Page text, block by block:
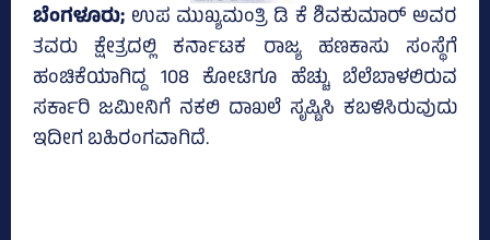
ಬೆಂಗಳೂರು; ಉಪ ಮುಖ್ಯಮಂತ್ರಿ ಡಿ ಕೆ ಶಿವಕುಮಾರ್ ಅವರ
ತವರು ಕ್ಷೇತ್ರದಲ್ಲಿ ಕರ್ನಾಟಕ ರಾಜ್ಯ ಹಣಕಾಸು ಸಂಸ್ಥೆಗೆ
ಹಂಚಿಕೆಯಾಗಿದ್ದ 108 ಕೋಟಿಗೂ ಹೆಚ್ಚು ಬೆಲೆಬಾಳಲಿರುವ
ಸರ್ಕಾರಿ ಜಮೀನಿಗೆ ನಕಲಿ ದಾಖಲೆ ಸೃಷ್ಟಿಸಿ ಕಬಳಿಸಿರುವುದು
ಇದೀಗ ಬಹಿರಂಗವಾಗಿದೆ.